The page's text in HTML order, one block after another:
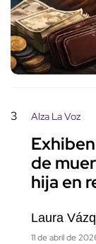
3 Alza La Voz
de
hija en
Laura
11 de abril de